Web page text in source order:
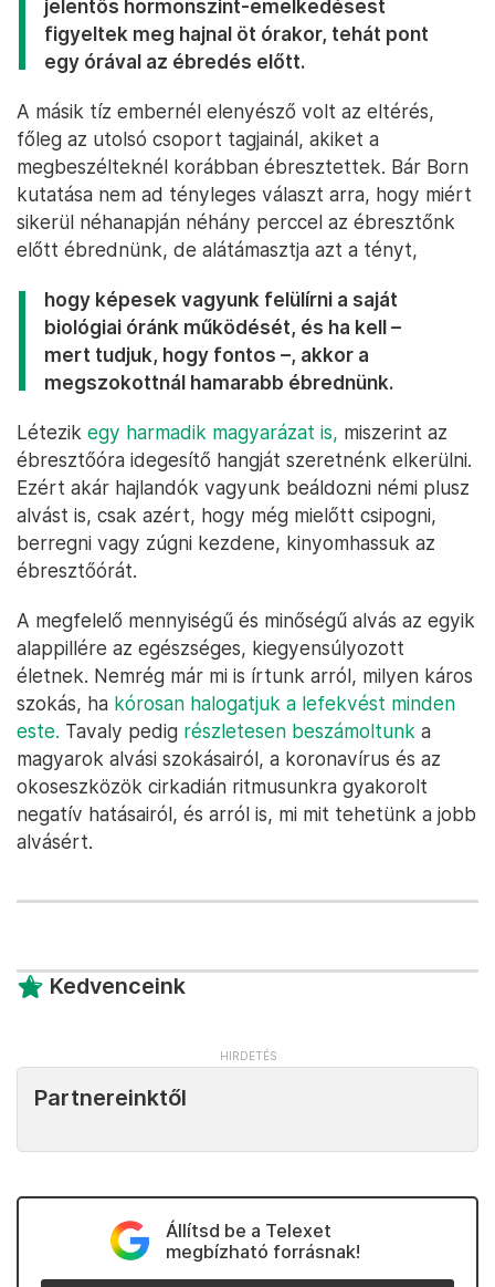
jelentős hormonszint-emelkedésest
figyeltek meg hajnal öt órakor, tehát pont
egy órával az ébredés előtt.
A másik tíz embernél elenyésző volt az eltérés,
főleg az utolsó csoport tagjainál, akiket a
megbeszélteknél korábban ébresztettek. Bár Born
kutatása nem ad tényleges választ arra, hogy miért
sikerül néhanapján néhány perccel az ébresztőnk
előtt ébrednünk, de alátámasztja azt a tényt,
hogy képesek vagyunk felülírni a saját
biológiai óránk működését, és ha kell –
mert tudjuk, hogy fontos –, akkor a
megszokottnál hamarabb ébrednünk.
Létezik egy harmadik magyarázat is, miszerint az
ébresztőóra idegesítő hangját szeretnénk elkerülni.
Ezért akár hajlandók vagyunk beáldozni némi plusz
alvást is, csak azért, hogy még mielőtt csipogni,
berregni vagy zúgni kezdene, kinyomhassuk az
ébresztőórát.
A megfelelő mennyiségű és minőségű alvás az egyik
alappillére az egészséges, kiegyensúlyozott
életnek. Nemrég már mi is írtunk arról, milyen káros
szokás, ha kórosan halogatjuk a lefekvést minden
este. Tavaly pedig részletesen beszámoltunk a
magyarok alvási szokásairól, a koronavírus és az
okoseszközök cirkadián ritmusunkra gyakorolt
negatív hatásairól, és arról is, mi mit tehetünk a jobb
alvásért.
Kedvenceink
Partnereinktől
Állítsd be a Telexet
megbízható forrásnak!